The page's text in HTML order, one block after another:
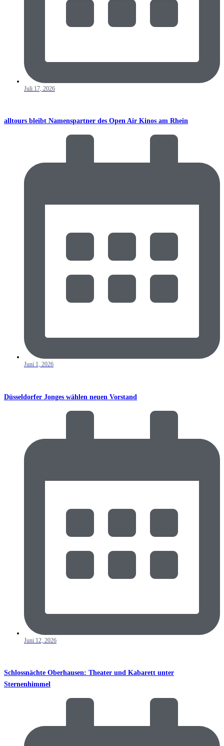
Juli 17, 2026
alltours bleibt Namenspartner des Open Air Kinos am Rhein
Juni 1, 2026
Düsseldorfer Jonges wählen neuen Vorstand
Juni 12, 2026
Schlossnächte Oberhausen: Theater und Kabarett unter
Sternenhimmel